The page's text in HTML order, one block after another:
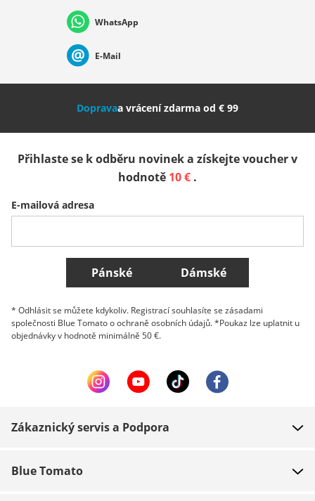
Nederland Italia (Italiano) Italien (Deutsch)
Slovenija
Belgique (Français) Danmark Norge
Všechny země
WhatsApp
E-Mail
Dopravaa vrácení zdarma od € 99
Přihlaste se k odběru novinek a získejte voucher v
hodnotě 10 € .
E-mailová adresa
Pánské Dámské
* Odhlásit se můžete kdykoliv. Registrací souhlasíte se zásadami
společnosti Blue Tomato o ochraně osobních údajů. *Poukaz lze uplatnit u
objednávky v hodnotě minimálně 50 €.
Zákaznický servis a Podpora
Blue Tomato